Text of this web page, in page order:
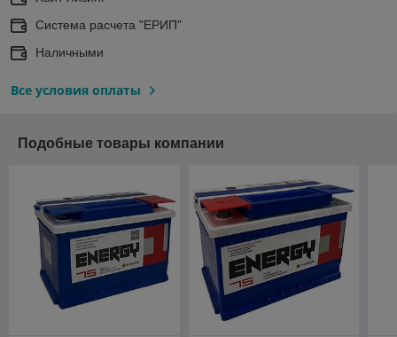
Система расчета "ЕРИП"
Наличными
Все условия оплаты
Подобные товары компании